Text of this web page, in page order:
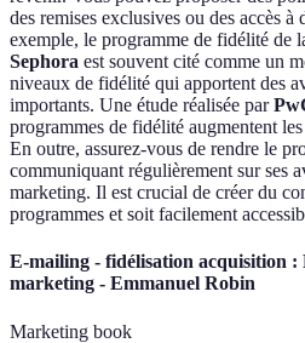
des remises exclusives ou des accès à
exemple, le programme de fidélité de
Sephora est souvent cité comme un
niveaux de fidélité qui apportent des
importants. Une étude réalisée par
programmes de fidélité augmentent
En outre, assurez-vous de rendre le
communiquant régulièrement sur ses
marketing. Il est crucial de créer du
programmes et soit facilement
E-mailing - fidélisation acquisition :
marketing - Emmanuel Robin
Marketing book